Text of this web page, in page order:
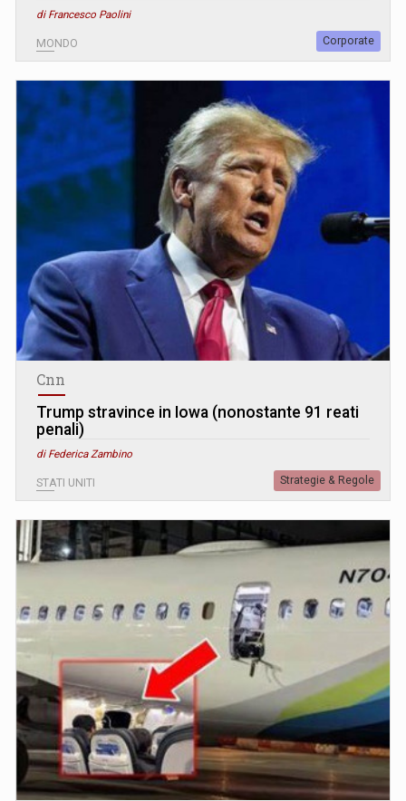
di Francesco Paolini
MONDO Corporate
Cnn
Trump stravince in Iowa (nonostante 91 reati
penali)
di Federica Zambino
STATI UNITI Strategie & Regole